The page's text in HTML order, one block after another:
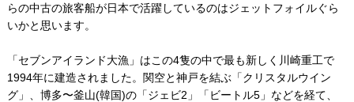
らの中古の旅客船が日本で活躍しているのはジェットフォイルぐら
いかと思います。
「セブンアイランド大漁」はこの4隻の中で最も新しく川崎重工で
1994年に建造されました。関空と神戸を結ぶ「クリスタルウイン
グ」、博多〜釜山(韓国)の「ジェビ2」「ビートル5」などを経て、